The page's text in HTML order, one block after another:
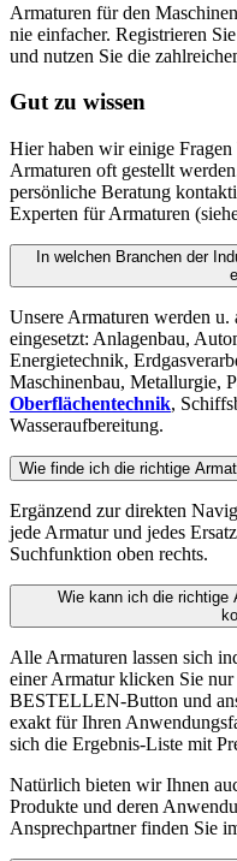
Armaturen für den
nie einfacher. Registrieren
und nutzen Sie die
Gut zu wissen
Hier haben wir einige
Armaturen oft gestellt
persönliche Beratung
Experten für Armaturen
In welchen Branchen der
Unsere Armaturen werden
eingesetzt: Anlagenbau,
Energietechnik,
Maschinenbau, Metallurgie,
Oberflächentechnik,
Wasseraufbereitung.
Wie finde ich die richtige
Ergänzend zur direkten
jede Armatur und jedes
Suchfunktion oben rechts.
Wie kann ich die richtige
Alle Armaturen lassen sich
einer Armatur klicken Sie
BESTELLEN-Button und
exakt für Ihren
sich die Ergebnis-Liste mit
Natürlich bieten wir Ihnen
Produkte und deren
Ansprechpartner finden Sie